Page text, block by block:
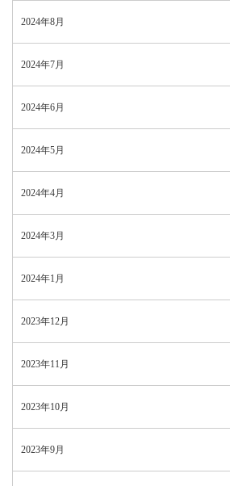
2024年8月
2024年7月
2024年6月
2024年5月
2024年4月
2024年3月
2024年1月
2023年12月
2023年11月
2023年10月
2023年9月